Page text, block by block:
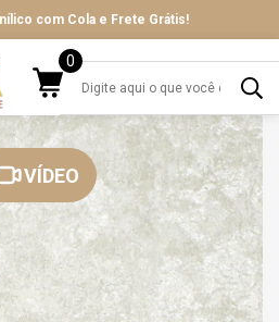
com Cola e Frete Grátis!
0
VÍDEO